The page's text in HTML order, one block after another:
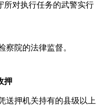
所对执行任务的武警实行
察院的法律监督。
押
押机关持有的县级以上